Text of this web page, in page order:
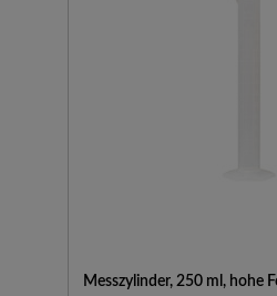
Messzylinder, 250 ml, hohe